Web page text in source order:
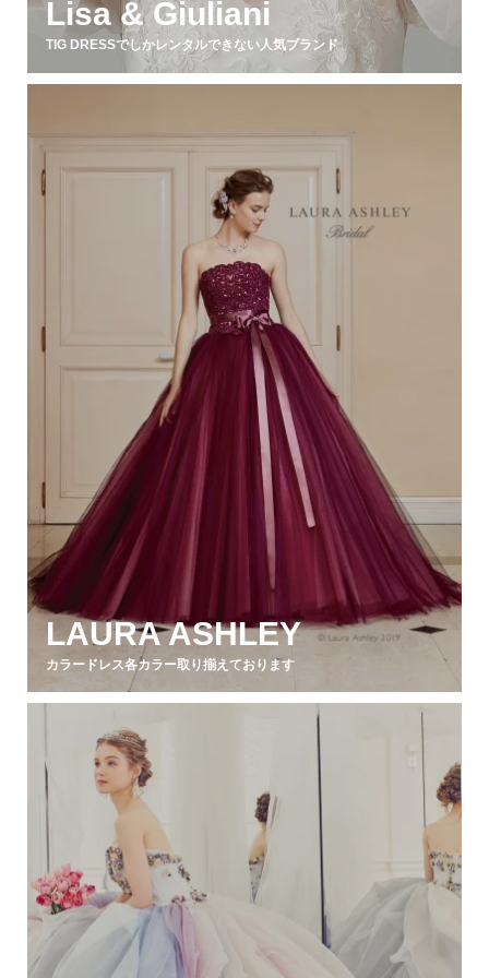
Lisa & Giuliani
TIG DRESSでしかレンタルできない人気ブランド
LAURA ASHLEY
カラードレス各カラー取り揃えております